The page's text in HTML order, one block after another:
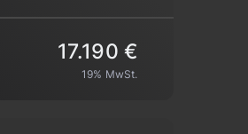
17.190 €
19% MwSt.